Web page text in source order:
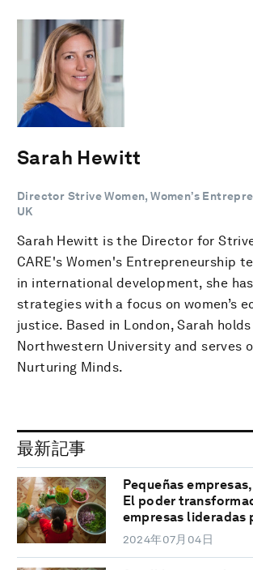
Sarah Hewitt
Director Strive Women, Women’s
UK
Sarah Hewitt is the Director for
CARE's Women's Entrepreneurship
in international development, she
strategies with a focus on women’s
justice. Based in London, Sarah
Northwestern University and serves
Nurturing Minds.
最新記事
Pequeñas
El poder
empresas lideradas
2024年07月04日